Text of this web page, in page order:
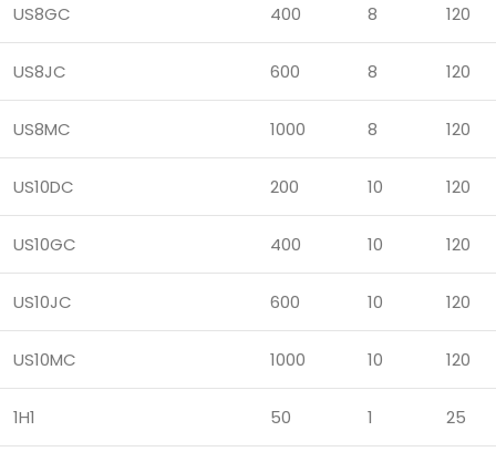
US8GC 400 8 120
US8JC 600 8 120
US8MC 1000 8 120
US10DC 200 10 120
US10GC 400 10 120
US10JC 600 10 120
US10MC 1000 10 120
1H1 50 1 25